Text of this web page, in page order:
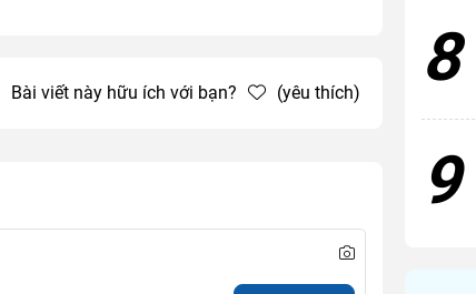
Bài viết này hữu ích với bạn? (yêu thích) 8
9